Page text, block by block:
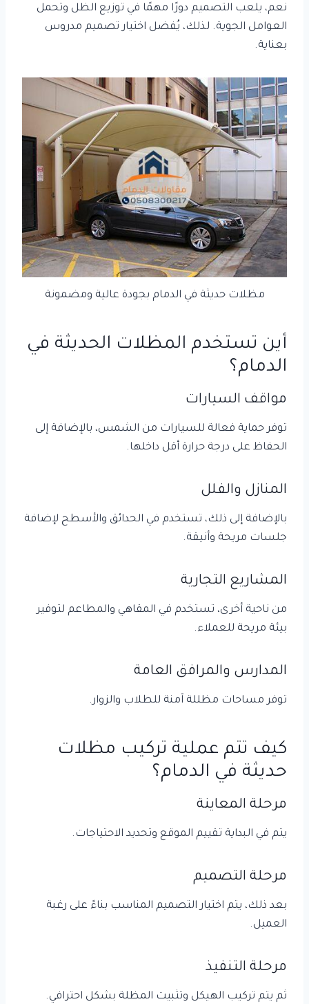
نعم، يلعب التصميم دورًا مهمًا في توزيع الظل وتحمل
العوامل الجوية. لذلك، يُفضل اختيار تصميم مدروس
بعناية.
مظلات حديثة في الدمام بجودة عالية ومضمونة
أين تستخدم المظلات الحديثة في
الدمام؟
مواقف السيارات
توفر حماية فعالة للسيارات من الشمس، بالإضافة إلى
الحفاظ على درجة حرارة أقل داخلها.
المنازل والفلل
بالإضافة إلى ذلك، تستخدم في الحدائق والأسطح لإضافة
جلسات مريحة وأنيقة.
المشاريع التجارية
من ناحية أخرى، تستخدم في المقاهي والمطاعم لتوفير
بيئة مريحة للعملاء.
المدارس والمرافق العامة
توفر مساحات مظللة آمنة للطلاب والزوار.
كيف تتم عملية تركيب مظلات
حديثة في الدمام؟
مرحلة المعاينة
يتم في البداية تقييم الموقع وتحديد الاحتياجات.
مرحلة التصميم
بعد ذلك، يتم اختيار التصميم المناسب بناءً على رغبة
العميل.
مرحلة التنفيذ
ثم يتم تركيب الهيكل وتثبيت المظلة بشكل احترافي.